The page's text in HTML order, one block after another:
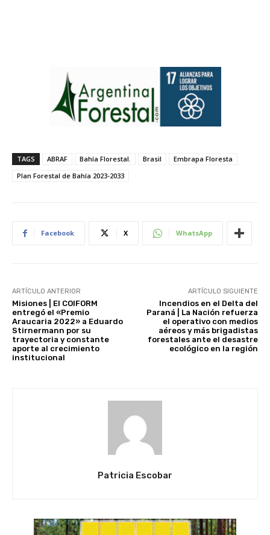
TAGS ABRAF Bahía Florestal. Brasil
Embrapa Floresta
Plan Forestal de Bahía 2023-2033
Facebook X WhatsApp
ARTÍCULO ANTERIOR
Misiones | El COIFORM
entregó el «Premio
Araucaria 2022» a Eduardo
Stirnermann por su
trayectoria y constante
aporte al crecimiento
institucional
ARTÍCULO SIGUIENTE
Incendios en el Delta del
Paraná | La Nación refuerza
el operativo con medios
aéreos y más brigadistas
forestales ante el desastre
ecológico en la región
Patricia Escobar